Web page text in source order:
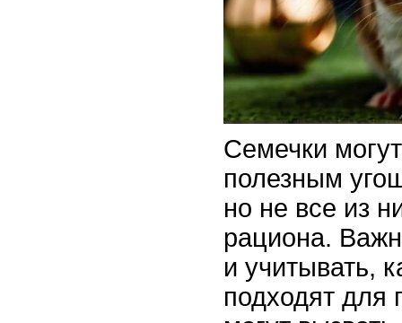
Семечки
полезным
но не все из
рациона.
и учитывать,
подходят для